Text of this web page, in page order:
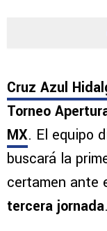
Cruz Azul
Torneo
MX. El equipo
buscará la
certamen ante
tercera jornada.